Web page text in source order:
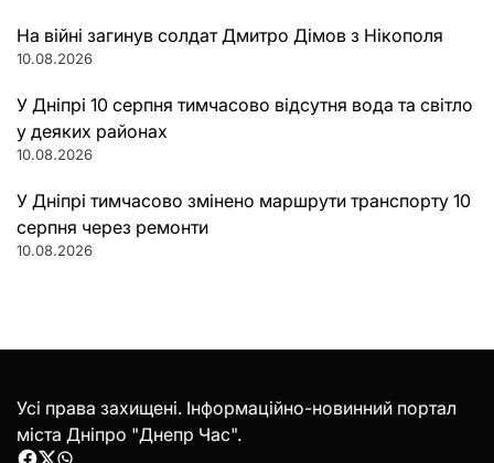
На війні загинув солдат Дмитро Дімов з Нікополя
10.08.2026
У Дніпрі 10 серпня тимчасово відсутня вода та світло
у деяких районах
10.08.2026
У Дніпрі тимчасово змінено маршрути транспорту 10
серпня через ремонти
10.08.2026
Усі права захищені. Інформаційно-новинний портал
міста Дніпро "Днепр Час".